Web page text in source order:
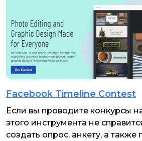
Facebook Timeline Contest
Если вы проводите конкурсы
этого инструмента не
создать опрос, анкету, а также